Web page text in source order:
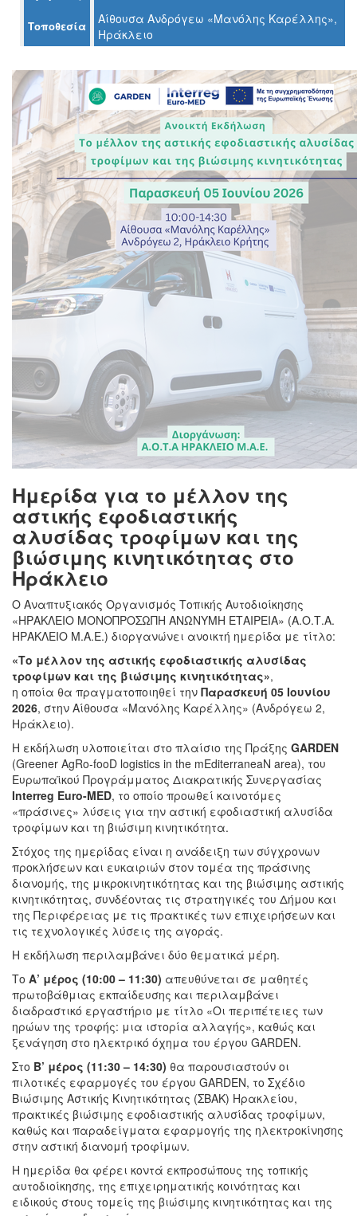
ΤΟΠΟΣ
ΜΑΣ
ΔΗΜΟΣ
ΠΟΛΙΤΙΣΜΟΣ
ΑΝΘΕΚΤΙΚΗ
ΠΟΛΗ
Τοποθεσία
Αίθουσα Ανδρόγεω «Μανόλης Καρέλλης»,
Ηράκλειο
Ημερίδα για το μέλλον της
αστικής εφοδιαστικής
αλυσίδας τροφίμων και της
βιώσιμης κινητικότητας στο
Ηράκλειο
Ο Αναπτυξιακός Οργανισμός Τοπικής Αυτοδιοίκησης
«ΗΡΑΚΛΕΙΟ ΜΟΝΟΠΡΟΣΩΠΗ ΑΝΩΝΥΜΗ ΕΤΑΙΡΕΙΑ» (Α.Ο.Τ.Α.
ΗΡΑΚΛΕΙΟ Μ.Α.Ε.) διοργανώνει ανοικτή ημερίδα με τίτλο:
«Το μέλλον της αστικής εφοδιαστικής αλυσίδας
τροφίμων και της βιώσιμης κινητικότητας»,
η οποία θα πραγματοποιηθεί την Παρασκευή 05 Ιουνίου
2026, στην Αίθουσα «Μανόλης Καρέλλης» (Ανδρόγεω 2,
Ηράκλειο).
Η εκδήλωση υλοποιείται στο πλαίσιο της Πράξης GARDEN
(Greener AgRo-fooD logistics in the mEditerraneaN area), του
Ευρωπαϊκού Προγράμματος Διακρατικής Συνεργασίας
Interreg Euro-MED, το οποίο προωθεί καινοτόμες
«πράσινες» λύσεις για την αστική εφοδιαστική αλυσίδα
τροφίμων και τη βιώσιμη κινητικότητα.
Στόχος της ημερίδας είναι η ανάδειξη των σύγχρονων
προκλήσεων και ευκαιριών στον τομέα της πράσινης
διανομής, της μικροκινητικότητας και της βιώσιμης αστικής
κινητικότητας, συνδέοντας τις στρατηγικές του Δήμου και
της Περιφέρειας με τις πρακτικές των επιχειρήσεων και
τις τεχνολογικές λύσεις της αγοράς.
Η εκδήλωση περιλαμβάνει δύο θεματικά μέρη.
Το Α’ μέρος (10:00 – 11:30) απευθύνεται σε μαθητές
πρωτοβάθμιας εκπαίδευσης και περιλαμβάνει
διαδραστικό εργαστήριο με τίτλο «Οι περιπέτειες των
ηρώων της τροφής: μια ιστορία αλλαγής», καθώς και
ξενάγηση στο ηλεκτρικό όχημα του έργου GARDEN.
Στο Β’ μέρος (11:30 – 14:30) θα παρουσιαστούν οι
πιλοτικές εφαρμογές του έργου GARDEN, το Σχέδιο
Βιώσιμης Αστικής Κινητικότητας (ΣΒΑΚ) Ηρακλείου,
πρακτικές βιώσιμης εφοδιαστικής αλυσίδας τροφίμων,
καθώς και παραδείγματα εφαρμογής της ηλεκτροκίνησης
στην αστική διανομή τροφίμων.
Η ημερίδα θα φέρει κοντά εκπροσώπους της τοπικής
αυτοδιοίκησης, της επιχειρηματικής κοινότητας και
ειδικούς στους τομείς της βιώσιμης κινητικότητας και της